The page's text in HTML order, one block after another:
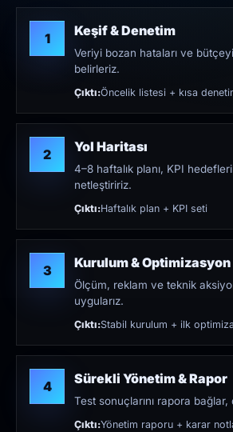
1 Keşif & Denetim
Veriyi bozan hataları ve
belirleriz.
Çıktı:Öncelik listesi + kısa
2 Yol Haritası
4–8 haftalık planı, KPI
netleştiririz.
Çıktı:Haftalık plan + KPI seti
3 Kurulum & Optimizasyon
Ölçüm, reklam ve teknik
uygularız.
Çıktı:Stabil kurulum + ilk
4 Sürekli Yönetim & Rapor
Test sonuçlarını rapora
Çıktı:Yönetim raporu + karar